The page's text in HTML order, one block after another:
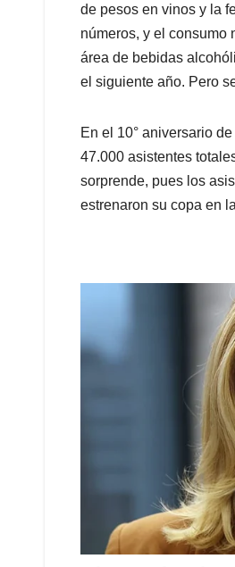
de pesos en vinos y la
números, y el consumo
área de bebidas
el siguiente año. Pero
En el 10° aniversario
47.000 asistentes
sorprende, pues los
estrenaron su copa en